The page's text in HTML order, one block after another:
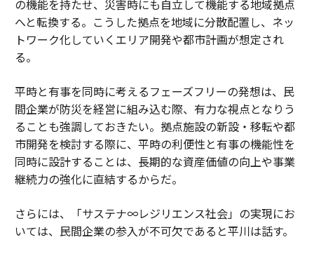
の機能を持たせ、災害時にも自立して機能する地域拠点
へと転換する。こうした拠点を地域に分散配置し、ネッ
トワーク化していくエリア開発や都市計画が想定され
る。
平時と有事を同時に考えるフェーズフリーの発想は、民
間企業が防災を経営に組み込む際、有力な視点となりう
ることも強調しておきたい。拠点施設の新設・移転や都
市開発を検討する際に、平時の利便性と有事の機能性を
同時に設計することは、長期的な資産価値の向上や事業
継続力の強化に直結するからだ。
さらには、「サステナ∞レジリエンス社会」の実現にお
いては、民間企業の参入が不可欠であると平川は話す。